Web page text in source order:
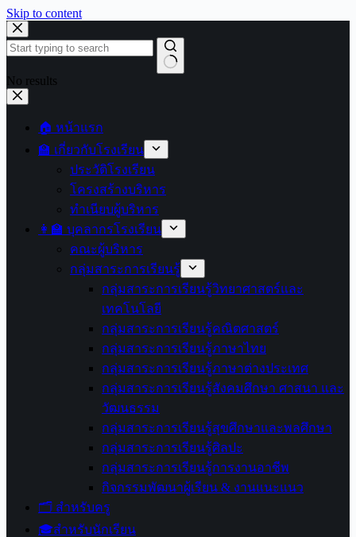
Skip to content
No results
🏠 หน้าแรก
🏫 เกี่ยวกับโรงเรียน
ประวัติโรงเรียน
โครงสร้างบริหาร
ทำเนียบผู้บริหาร
👩‍🏫 บุคลากรโรงเรียน
คณะผู้บริหาร
กลุ่มสาระการเรียนรู้
กลุ่มสาระการเรียนรู้วิทยาศาสตร์และ
เทคโนโลยี
กลุ่มสาระการเรียนรู้คณิตศาสตร์
กลุ่มสาระการเรียนรู้ภาษาไทย
กลุ่มสาระการเรียนรู้ภาษาต่างประเทศ
กลุ่มสาระการเรียนรู้สังคมศึกษา ศาสนา และ
วัฒนธรรม
กลุ่มสาระการเรียนรู้สุขศึกษาและพลศึกษา
กลุ่มสาระการเรียนรู้ศิลปะ
กลุ่มสาระการเรียนรู้การงานอาชีพ
กิจกรรมพัฒนาผู้เรียน & งานแนะแนว
🗂️ สำหรับครู
🎓สำหรับนักเรียน